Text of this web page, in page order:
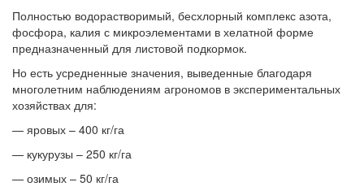
Полностью водорастворимый, бесхлорный комплекс азота,
фосфора, калия с микроэлементами в хелатной форме
предназначенный для листовой подкормок.
Но есть усредненные значения, выведенные благодаря
многолетним наблюдениям агрономов в экспериментальных
хозяйствах для:
— яровых – 400 кг/га
— кукурузы – 250 кг/га
— озимых – 50 кг/га